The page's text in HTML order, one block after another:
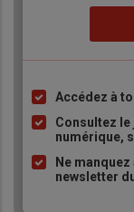
Liste
à
puce
Accédez à
Consultez
numérique,
Ne
newsletter